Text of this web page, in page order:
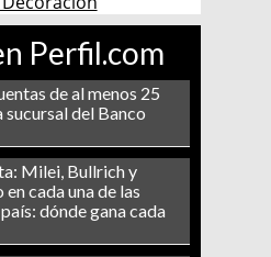
Perfil.com
de al menos 25
sucursal del Banco
Milei, Bullrich y
cada una de las
dónde gana cada